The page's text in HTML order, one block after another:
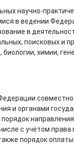
научно-
в ведении
в
поисковых и
химии,
и органами
с учётом права
порядок оплаты